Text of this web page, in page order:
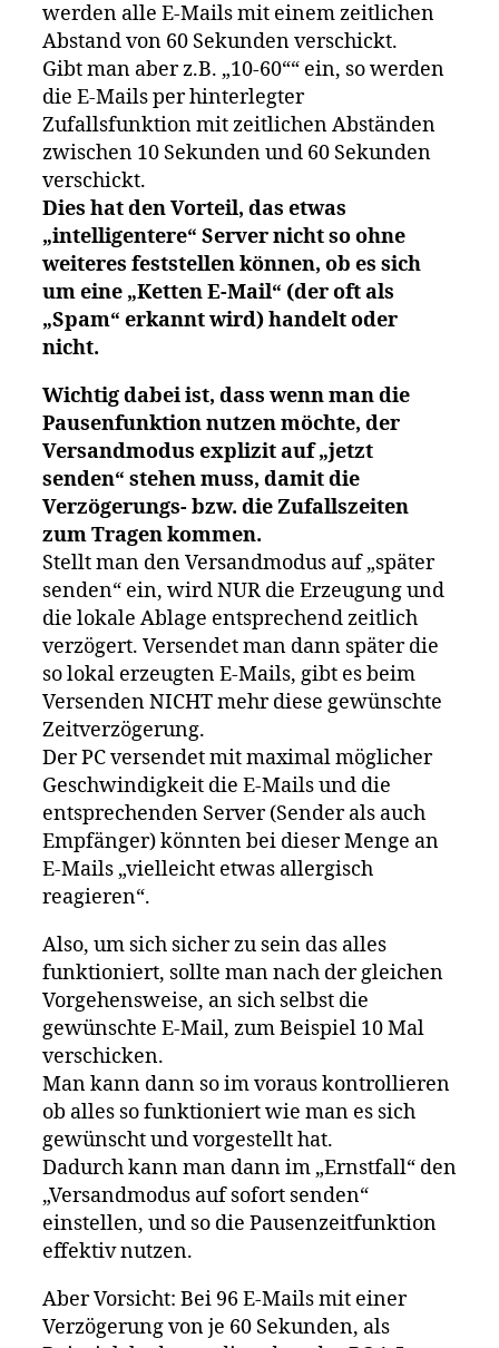
werden alle E-Mails mit einem zeitlichen
Abstand von 60 Sekunden verschickt.
Gibt man aber z.B. „10-60““ ein, so werden
die E-Mails per hinterlegter
Zufallsfunktion mit zeitlichen Abständen
zwischen 10 Sekunden und 60 Sekunden
verschickt.
Dies hat den Vorteil, das etwas
„intelligentere“ Server nicht so ohne
weiteres feststellen können, ob es sich
um eine „Ketten E-Mail“ (der oft als
„Spam“ erkannt wird) handelt oder
nicht.
Wichtig dabei ist, dass wenn man die
Pausenfunktion nutzen möchte, der
Versandmodus explizit auf „jetzt
senden“ stehen muss, damit die
Verzögerungs- bzw. die Zufallszeiten
zum Tragen kommen.
Stellt man den Versandmodus auf „später
senden“ ein, wird NUR die Erzeugung und
die lokale Ablage entsprechend zeitlich
verzögert. Versendet man dann später die
so lokal erzeugten E-Mails, gibt es beim
Versenden NICHT mehr diese gewünschte
Zeitverzögerung.
Der PC versendet mit maximal möglicher
Geschwindigkeit die E-Mails und die
entsprechenden Server (Sender als auch
Empfänger) könnten bei dieser Menge an
E-Mails „vielleicht etwas allergisch
reagieren“.
Also, um sich sicher zu sein das alles
funktioniert, sollte man nach der gleichen
Vorgehensweise, an sich selbst die
gewünschte E-Mail, zum Beispiel 10 Mal
verschicken.
Man kann dann so im voraus kontrollieren
ob alles so funktioniert wie man es sich
gewünscht und vorgestellt hat.
Dadurch kann man dann im „Ernstfall“ den
„Versandmodus auf sofort senden“
einstellen, und so die Pausenzeitfunktion
effektiv nutzen.
Aber Vorsicht: Bei 96 E-Mails mit einer
Verzögerung von je 60 Sekunden, als